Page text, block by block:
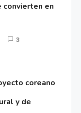
convierten en
3
coreano
y de